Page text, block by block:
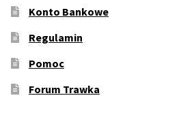
Konto Bankowe
Regulamin
Pomoc
Forum Trawka